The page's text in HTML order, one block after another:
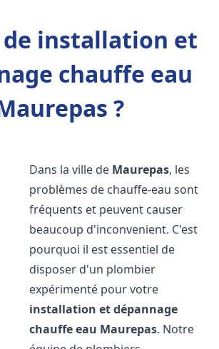
de installation et
chauffe eau
?
Dans la ville de Maurepas, les
problèmes de chauffe-eau sont
fréquents et peuvent causer
beaucoup d'inconvenient. C'est
pourquoi il est essentiel de
disposer d'un plombier
expérimenté pour votre
installation et dépannage
chauffe eau Maurepas. Notre